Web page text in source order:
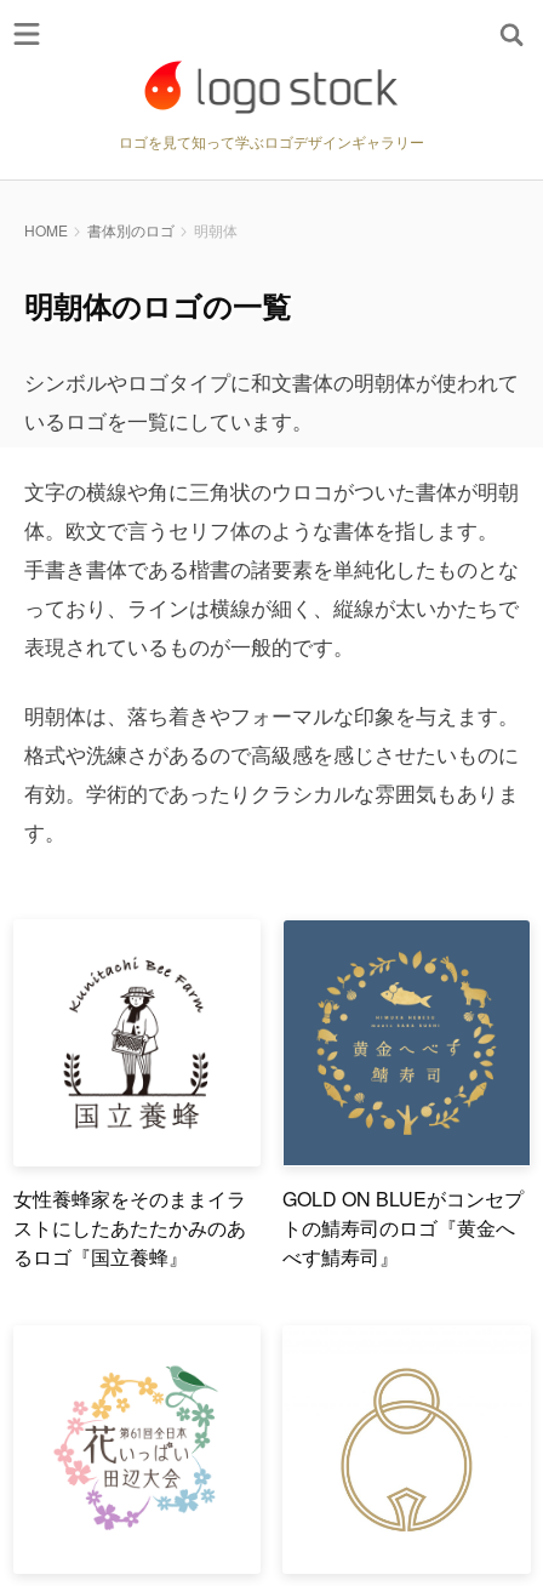
ロゴを見て知って学ぶロゴデザインギャラリー
HOME 書体別のロゴ 明朝体
明朝体のロゴの一覧
シンボルやロゴタイプに和文書体の明朝体が使われて
いるロゴを一覧にしています。
文字の横線や角に三角状のウロコがついた書体が明朝
体。欧文で言うセリフ体のような書体を指します。
手書き書体である楷書の諸要素を単純化したものとな
っており、ラインは横線が細く、縦線が太いかたちで
表現されているものが一般的です。
明朝体は、落ち着きやフォーマルな印象を与えます。
格式や洗練さがあるので高級感を感じさせたいものに
有効。学術的であったりクラシカルな雰囲気もありま
す。
女性養蜂家をそのままイラ
ストにしたあたたかみのあ
るロゴ『国立養蜂』
GOLD ON BLUEがコンセプ
トの鯖寿司のロゴ『黄金へ
べす鯖寿司』